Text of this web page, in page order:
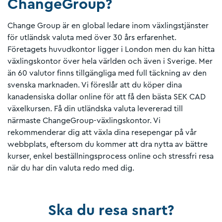
ChangeGroup?
Change Group är en global ledare inom växlingstjänster
för utländsk valuta med över 30 års erfarenhet.
Företagets huvudkontor ligger i London men du kan hitta
växlingskontor över hela världen och även i Sverige. Mer
än 60 valutor finns tillgängliga med full täckning av den
svenska marknaden. Vi föreslår att du köper dina
kanadensiska dollar online för att få den bästa SEK CAD
växelkursen. Få din utländska valuta levererad till
närmaste ChangeGroup-växlingskontor. Vi
rekommenderar dig att växla dina resepengar på vår
webbplats, eftersom du kommer att dra nytta av bättre
kurser, enkel beställningsprocess online och stressfri resa
när du har din valuta redo med dig.
Ska du resa snart?